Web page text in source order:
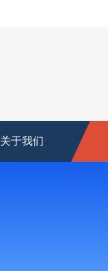
关于我们